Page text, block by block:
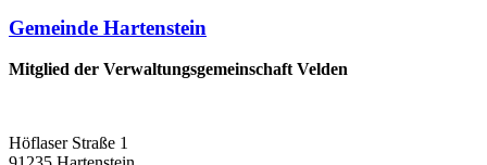
Gemeinde Hartenstein
Mitglied der Verwaltungsgemeinschaft Velden
Höflaser Straße 1